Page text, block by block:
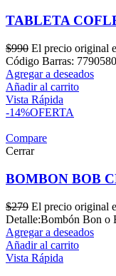
TABLETA
$990 El precio original
Código Barras:
Agregar a deseados
Añadir al carrito
Vista Rápida
-14%OFERTA
Compare
Cerrar
BOMBON BOB
$279 El precio original
Detalle:Bombón Bon o
Agregar a deseados
Añadir al carrito
Vista Rápida